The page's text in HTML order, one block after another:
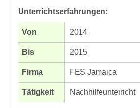
Unterrichtserfahrungen:
2014
2015
FES Jamaica
Nachhilfeunterricht